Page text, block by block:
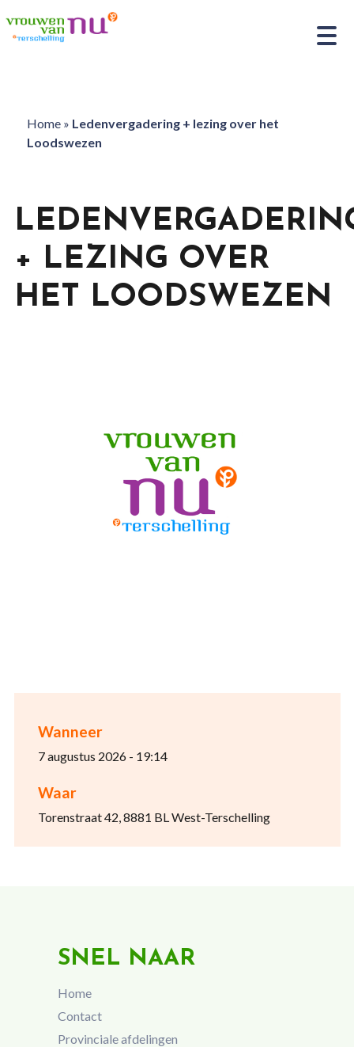
Home» Ledenvergadering + lezing over het
Loodswezen
Wanneer
7 augustus 2026 - 19:14
Waar
Torenstraat 42, 8881 BL West-Terschelling
+ LEZING OVER
HET LOODSWEZEN
SNEL NAAR
Home
Contact
Provinciale afdelingen